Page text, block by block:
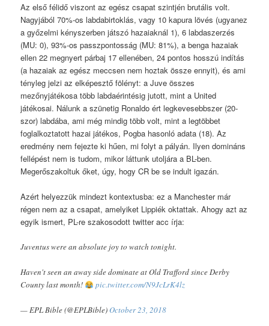
Az első félidő viszont az egész csapat szintjén brutális volt.
Nagyjából 70%-os labdabirtoklás, vagy 10 kapura lövés (ugyanez
a győzelmi kényszerben játszó hazaiaknál 1), 6 labdaszerzés
(MU: 0), 93%-os passzpontosság (MU: 81%), a benga hazaiak
ellen 22 megnyert párbaj 17 ellenében, 24 pontos hosszú indítás
(a hazaiak az egész meccsen nem hoztak össze ennyit), és ami
tényleg jelzi az elképesztő fölényt: a Juve összes
mezőnyjátékosa több labdaérintésig jutott, mint a United
játékosai. Nálunk a szünetig Ronaldo ért legkevesebbszer (20-
szor) labdába, ami még mindig több volt, mint a legtöbbet
foglalkoztatott hazai játékos, Pogba hasonló adata (18). Az
eredmény nem fejezte ki hűen, mi folyt a pályán. Ilyen domináns
fellépést nem is tudom, mikor láttunk utoljára a BL-ben.
Megerőszakoltuk őket, úgy, hogy CR be se indult igazán.
Azért helyezzük mindezt kontextusba: ez a Manchester már
régen nem az a csapat, amelyiket Lippiék oktattak. Ahogy azt az
egyik ismert, PL-re szakosodott twitter acc írja:
Juventus were an absolute joy to watch tonight.
Haven't seen an away side dominate at Old Trafford since Derby
County last month!
pic.twitter.com/N9JcLrK4lz
— EPL Bible (@EPLBible)October 23, 2018